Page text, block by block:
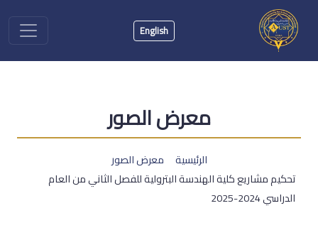
English
معرض الصور
الرئيسية
معرض الصور
تحكيم مشاريع كلية الهندسة البترولية للفصل الثاني من العام
الدراسي 2024-2025